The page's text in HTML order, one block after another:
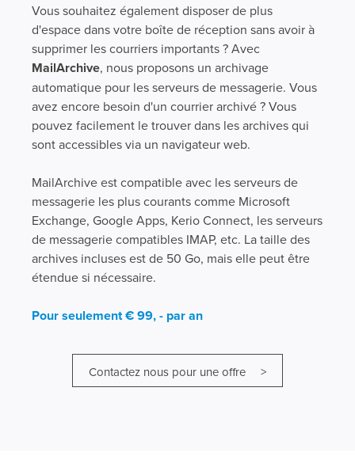
Vous souhaitez également disposer de plus
d'espace dans votre boîte de réception sans avoir à
supprimer les courriers importants ? Avec
MailArchive, nous proposons un archivage
automatique pour les serveurs de messagerie. Vous
avez encore besoin d'un courrier archivé ? Vous
pouvez facilement le trouver dans les archives qui
sont accessibles via un navigateur web.
MailArchive est compatible avec les serveurs de
messagerie les plus courants comme Microsoft
Exchange, Google Apps, Kerio Connect, les serveurs
de messagerie compatibles IMAP, etc. La taille des
archives incluses est de 50 Go, mais elle peut être
étendue si nécessaire.
Pour seulement € 99, - par an
Contactez nous pour une offre >